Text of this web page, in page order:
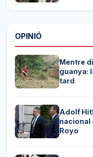
OPINIÓ
Mentre
guanya:
tard
Adolf
nacional
Royo